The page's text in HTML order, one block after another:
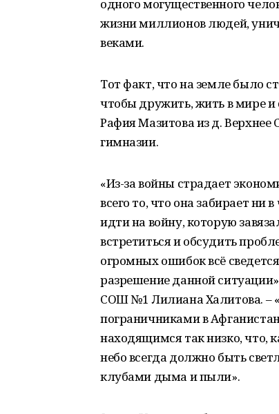
одного могущественного
жизни миллионов людей,
веками.
Тот факт, что на земле было
чтобы дружить, жить в мире и
Рафия Мазитова из д.
гимназии.
«Из-за войны страдает
всего то, что она забирает
идти на войну, которую
встретиться и обсудить
огромных ошибок всё
разрешение данной
СОШ №1 Лилиана Халитова. –
пограничниками в
находящимся так низко, что,
небо всегда должно быть
клубами дыма и пыли».